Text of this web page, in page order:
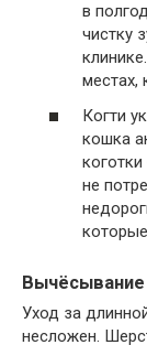
в
чистку
местах,
Когти
кошка
не
Вычёсывание
Уход за
несложен.